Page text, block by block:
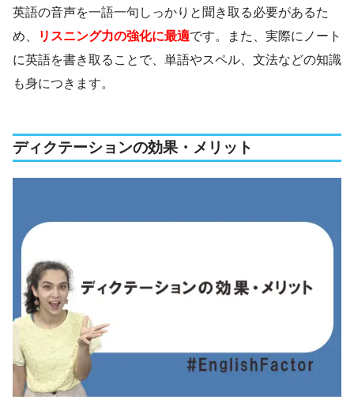
英語の音声を一語一句しっかりと聞き取る必要があるた
め、
リスニング力の強化に最適です。また、実際にノート
に英語を書き取ることで、単語やスペル、文法などの知識
も身につきます。
ディクテーションの効果・メリット